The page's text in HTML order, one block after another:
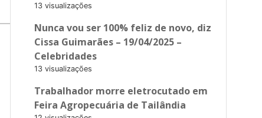
13 visualizações
Nunca vou ser 100% feliz de novo, diz
Cissa Guimarães – 19/04/2025 –
Celebridades
13 visualizações
Trabalhador morre eletrocutado em
Feira Agropecuária de Tailândia